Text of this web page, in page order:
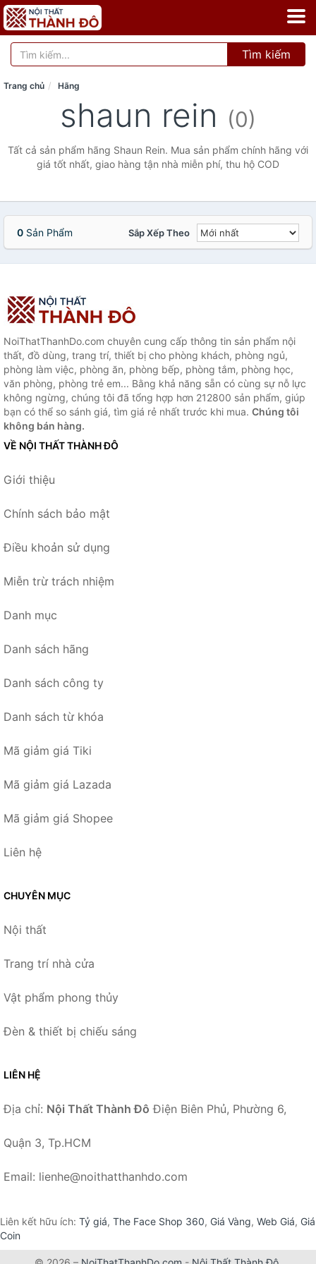
Tìm kiếm
Trang chủ Hãng
shaun rein (0)
Tất cả sản phẩm hãng Shaun Rein. Mua sản phẩm chính hãng với
giá tốt nhất, giao hàng tận nhà miễn phí, thu hộ COD
0 Sản Phẩm Sắp Xếp Theo
NoiThatThanhDo.com chuyên cung cấp thông tin sản phẩm nội
thất, đồ dùng, trang trí, thiết bị cho phòng khách, phòng ngủ,
phòng làm việc, phòng ăn, phòng bếp, phòng tắm, phòng học,
văn phòng, phòng trẻ em... Bằng khả năng sẵn có cùng sự nỗ lực
không ngừng, chúng tôi đã tổng hợp hơn 212800 sản phẩm, giúp
bạn có thể so sánh giá, tìm giá rẻ nhất trước khi mua. Chúng tôi
không bán hàng.
VỀ NỘI THẤT THÀNH ĐÔ
Giới thiệu
Chính sách bảo mật
Điều khoản sử dụng
Miễn trừ trách nhiệm
Danh mục
Danh sách hãng
Danh sách công ty
Danh sách từ khóa
Mã giảm giá Tiki
Mã giảm giá Lazada
Mã giảm giá Shopee
Liên hệ
CHUYÊN MỤC
Nội thất
Trang trí nhà cửa
Vật phẩm phong thủy
Đèn & thiết bị chiếu sáng
LIÊN HỆ
Địa chỉ: Nội Thất Thành Đô Điện Biên Phủ, Phường 6,
Quận 3, Tp.HCM
Email: lienhe@noithatthanhdo.com
Liên kết hữu ích: Tỷ giá, The Face Shop 360, Giá Vàng, Web Giá, Giá
Coin